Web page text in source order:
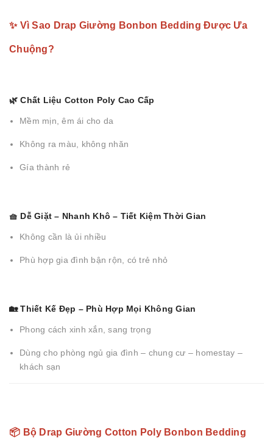
✨ Vì Sao Drap Giường Bonbon Bedding Được Ưa
Chuộng?
🌿 Chất Liệu Cotton Poly Cao Cấp
Mềm mịn, êm ái cho da
Không ra màu, không nhăn
Gía thành rẻ
🧺 Dễ Giặt – Nhanh Khô – Tiết Kiệm Thời Gian
Không cần là ủi nhiều
Phù hợp gia đình bận rộn, có trẻ nhỏ
🏡 Thiết Kế Đẹp – Phù Hợp Mọi Không Gian
Phong cách xinh xắn, sang trọng
Dùng cho phòng ngủ gia đình – chung cư – homestay –
khách sạn
📦 Bộ Drap Giường Cotton Poly Bonbon Bedding